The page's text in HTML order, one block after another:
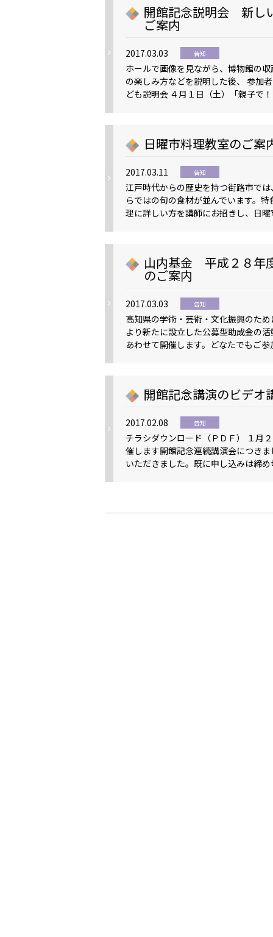
開館記念説明会 新し
ご案内
2017.03.03 告知
ホールで画像を見ながら、博物館の
の楽しみ方などを説明した後、 参加
ども説明会 ４月１日（土）「親子で
日曜市料理教室のご案
2017.03.11 告知
江戸時代からの歴史を持つ街路市で
らではの旬の食材が並んでいます。
理に詳しい方を講師にお招きし、日
山内基金 平成２８年
のご案内
2017.03.03 告知
高知県の学術・芸術・文化振興のた
より新たに設立した公募型助成金の
あわせて開催します。どなたでも
開館記念講演のビデオ
2017.02.08 告知
チラシダウンロード（ＰＤＦ） １月
催します開館記念連続講演会につき
いただきました。既に申し込みは締